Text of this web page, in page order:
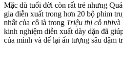
Mặc dù tuổi đời còn rất trẻ nhưng
gia diễn xuất trong hơn 20 bộ phim
nhất của cô là trong Triệu thị cô nhivà
kinh nghiệm diễn xuất dày dặn đã
của mình và để lại ấn tượng sâu đậm